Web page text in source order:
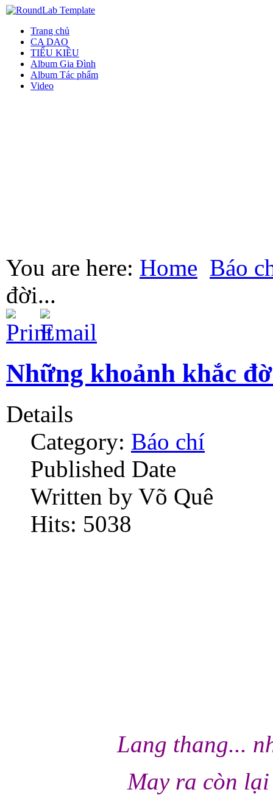
Trang chủ
CA DAO
TIỂU KIỀU
Album Gia Đình
Album Tác phẩm
Video
You are here: Home Báo
đời...
Những khoảnh khắc
Details
Category: Báo chí
Published Date
Written by Võ Quê
Hits: 5038
Lang thang...
May ra còn